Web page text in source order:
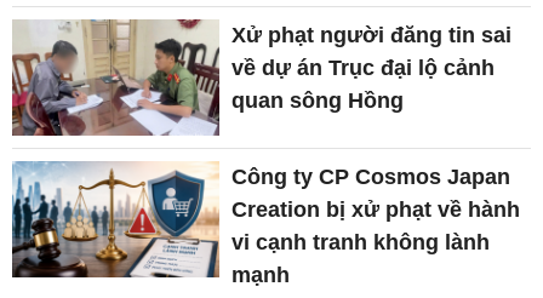
Xử phạt người đăng tin sai
về dự án Trục đại lộ cảnh
quan sông Hồng
Công ty CP Cosmos Japan
Creation bị xử phạt về hành
vi cạnh tranh không lành
mạnh